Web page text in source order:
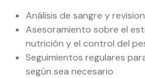
Análisis de sangre y
Asesoramiento sobre el
nutrición y el control del
Seguimientos regulares
según sea necesario